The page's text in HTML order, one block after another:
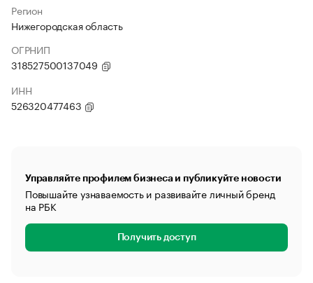
Регион
Нижегородская область
ОГРНИП
318527500137049
ИНН
526320477463
Управляйте профилем бизнеса и публикуйте новости
Повышайте узнаваемость и развивайте личный бренд
на РБК
Получить доступ